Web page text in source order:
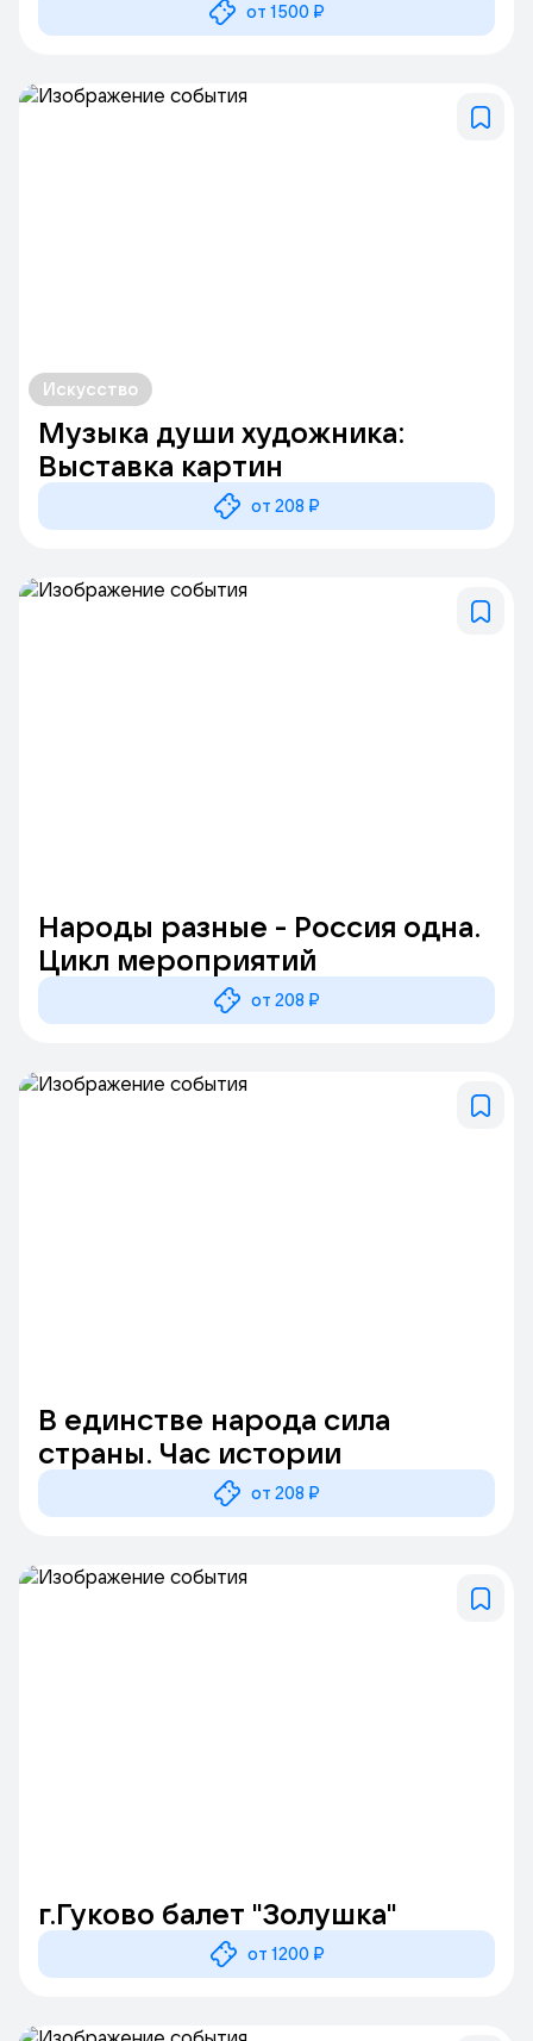
от 1500 ₽
Искусство
Музыка души художника:
Выставка картин
от 208 ₽
Народы разные - Россия одна.
Цикл мероприятий
от 208 ₽
В единстве народа сила
страны. Час истории
от 208 ₽
г.Гуково балет "Золушка"
от 1200 ₽